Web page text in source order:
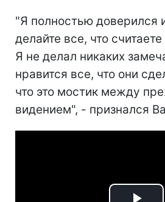
"Я полностью доверился
делайте все, что
Я не делал никаких
нравится все, что они
что это мостик между
видением", - признался